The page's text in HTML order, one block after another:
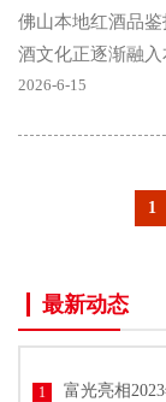
佛山本地红酒品
酒文化正逐渐融
盒品质可靠的葡萄
2026-6-15
1
最新动态
1